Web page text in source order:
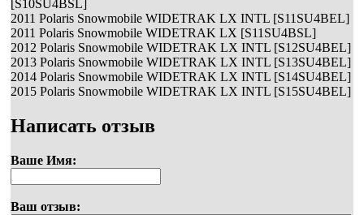
[S10SU4BSL]
2011 Polaris Snowmobile WIDETRAK LX INTL [S11SU4BEL]
2011 Polaris Snowmobile WIDETRAK LX [S11SU4BSL]
2012 Polaris Snowmobile WIDETRAK LX INTL [S12SU4BEL]
2013 Polaris Snowmobile WIDETRAK LX INTL [S13SU4BEL]
2014 Polaris Snowmobile WIDETRAK LX INTL [S14SU4BEL]
2015 Polaris Snowmobile WIDETRAK LX INTL [S15SU4BEL]
Написать отзыв
Ваше Имя:
Ваш отзыв: